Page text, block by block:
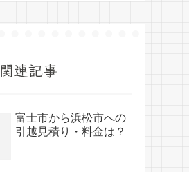
関連記事
富士市から浜松市への
引越見積り・料金は？